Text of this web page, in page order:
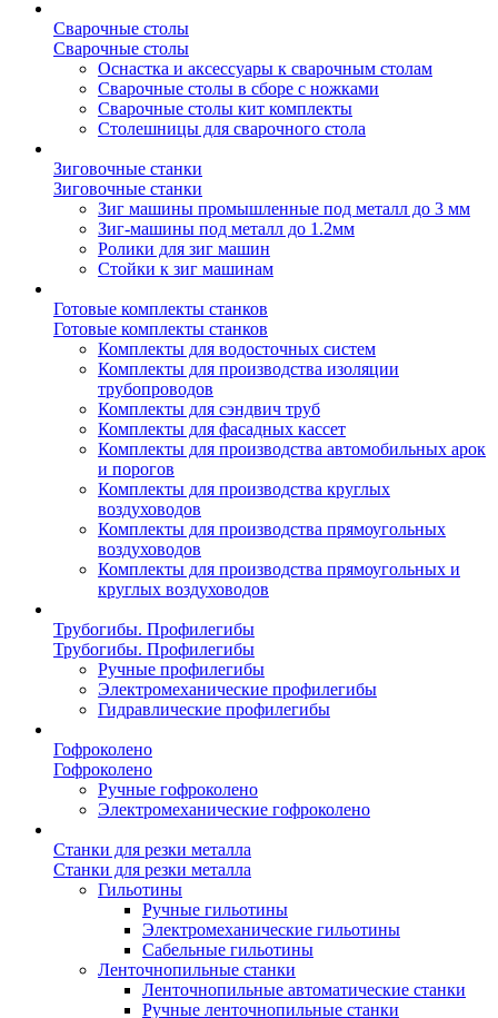
Сварочные столы
Сварочные столы
Оснастка и аксессуары к сварочным столам
Сварочные столы в сборе с ножками
Сварочные столы кит комплекты
Столешницы для сварочного стола
Зиговочные станки
Зиговочные станки
Зиг машины промышленные под металл до 3 мм
Зиг-машины под металл до 1.2мм
Ролики для зиг машин
Стойки к зиг машинам
Готовые комплекты станков
Готовые комплекты станков
Комплекты для водосточных систем
Комплекты для производства изоляции
трубопроводов
Комплекты для сэндвич труб
Комплекты для фасадных кассет
Комплекты для производства автомобильных арок
и порогов
Комплекты для производства круглых
воздуховодов
Комплекты для производства прямоугольных
воздуховодов
Комплекты для производства прямоугольных и
круглых воздуховодов
Трубогибы. Профилегибы
Трубогибы. Профилегибы
Ручные профилегибы
Электромеханические профилегибы
Гидравлические профилегибы
Гофроколено
Гофроколено
Ручные гофроколено
Электромеханические гофроколено
Станки для резки металла
Станки для резки металла
Гильотины
Ручные гильотины
Электромеханические гильотины
Сабельные гильотины
Ленточнопильные станки
Ленточнопильные автоматические станки
Ручные ленточнопильные станки